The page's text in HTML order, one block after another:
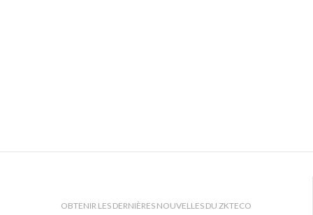
OBTENIR LES DERNIÈRES NOUVELLES DU ZKTECO